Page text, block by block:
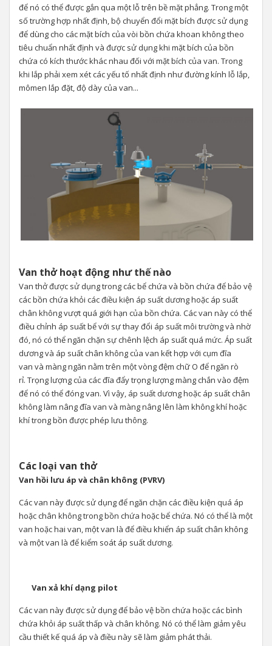
để nó có thể được gắn qua một lỗ trên bề mặt phẳng. Trong một
số trường hợp nhất định, bộ chuyển đổi mặt bích được sử dụng
để dùng cho các mặt bích của vòi bồn chứa khoan không theo
tiêu chuẩn nhất định và được sử dụng khi mặt bích của bồn
chứa có kích thước khác nhau đối với mặt bích của van. Trong
khi lắp phải xem xét các yếu tố nhất định như đường kính lỗ lắp,
mômen lắp đặt, độ dày của van...
Van thở hoạt động như thế nào
Van thở được sử dụng trong các bể chứa và bồn chứa để bảo vệ
các bồn chứa khỏi các điều kiện áp suất dương hoặc áp suất
chân không vượt quá giới hạn của bồn chứa. Các van này có thể
điều chỉnh áp suất bể với sự thay đổi áp suất môi trường và nhờ
đó, nó có thể ngăn chặn sự chênh lệch áp suất quá mức. Áp suất
dương và áp suất chân không của van kết hợp với cụm đĩa
van và màng ngăn nằm trên một vòng đệm chữ O để ngăn rò
rỉ. Trọng lượng của các đĩa đẩy trọng lượng màng chắn vào đệm
để nó có thể đóng van. Vì vậy, áp suất dương hoặc áp suất chân
không làm nâng đĩa van và màng nâng lên làm không khí hoặc
khí trong bồn được phép lưu thông.
Các loại van thở
Van hồi lưu áp và chân không (PVRV)
Các van này được sử dụng để ngăn chặn các điều kiện quá áp
hoặc chân không trong bồn chứa hoặc bể chứa. Nó có thể là một
van hoặc hai van, một van là để điều khiển áp suất chân không
và một van là để kiểm soát áp suất dương.
Van xả khí dạng pilot
Các van này được sử dụng để bảo vệ bồn chứa hoặc các bình
chứa khỏi áp suất thấp và chân không. Nó có thể làm giảm yêu
cầu thiết kế quá áp và điều này sẽ làm giảm phát thải.